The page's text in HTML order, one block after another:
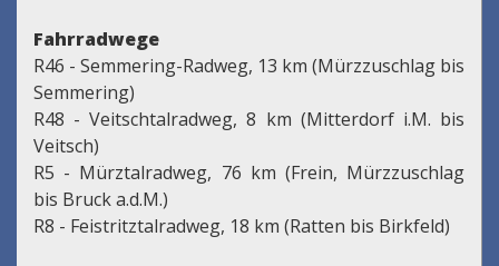
Fahrradwege
R46 - Semmering-Radweg, 13 km (Mürzzuschlag bis
Semmering)
R48 - Veitschtalradweg, 8 km (Mitterdorf i.M. bis
Veitsch)
R5 - Mürztalradweg, 76 km (Frein, Mürzzuschlag
bis Bruck a.d.M.)
R8 - Feistritztalradweg, 18 km (Ratten bis Birkfeld)